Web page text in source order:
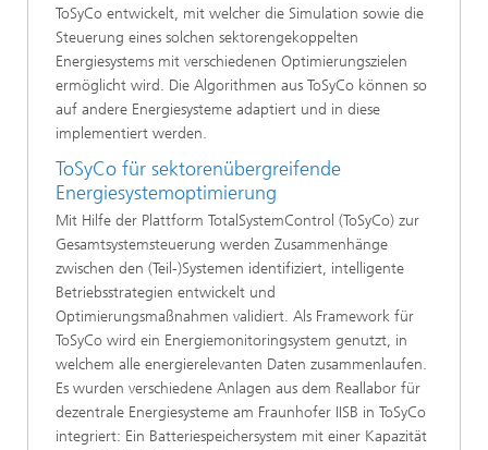
ToSyCo entwickelt, mit welcher die Simulation sowie die
Steuerung eines solchen sektorengekoppelten
Energiesystems mit verschiedenen Optimierungszielen
ermöglicht wird. Die Algorithmen aus ToSyCo können so
auf andere Energiesysteme adaptiert und in diese
implementiert werden.
ToSyCo für sektorenübergreifende
Energiesystemoptimierung
Mit Hilfe der Plattform TotalSystemControl (ToSyCo) zur
Gesamtsystemsteuerung werden Zusammenhänge
zwischen den (Teil-)Systemen identifiziert, intelligente
Betriebsstrategien entwickelt und
Optimierungsmaßnahmen validiert. Als Framework für
ToSyCo wird ein Energiemonitoringsystem genutzt, in
welchem alle energierelevanten Daten zusammenlaufen.
Es wurden verschiedene Anlagen aus dem Reallabor für
dezentrale Energiesysteme am Fraunhofer IISB in ToSyCo
integriert: Ein Batteriespeichersystem mit einer Kapazität